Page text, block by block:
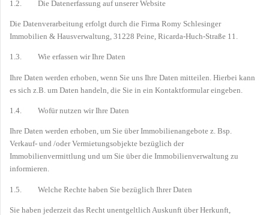
1.2. Die Datenerfassung auf unserer Website
Die Datenverarbeitung erfolgt durch die Firma Romy Schlesinger
Immobilien & Hausverwaltung, 31228 Peine, Ricarda-Huch-Straße 11.
1.3. Wie erfassen wir Ihre Daten
Ihre Daten werden erhoben, wenn Sie uns Ihre Daten mitteilen. Hierbei kann
es sich z.B. um Daten handeln, die Sie in ein Kontaktformular eingeben.
1.4. Wofür nutzen wir Ihre Daten
Ihre Daten werden erhoben, um Sie über Immobilienangebote z. Bsp.
Verkauf- und /oder Vermietungsobjekte bezüglich der
Immobilienvermittlung und um Sie über die Immobilienverwaltung zu
informieren.
1.5. Welche Rechte haben Sie bezüglich Ihrer Daten
Sie haben jederzeit das Recht unentgeltlich Auskunft über Herkunft,